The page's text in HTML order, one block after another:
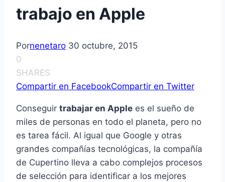
trabajo en Apple
Pornenetaro 30 octubre, 2015
0
SHARES
Compartir en FacebookCompartir en Twitter
Conseguir trabajar en Apple es el sueño de
miles de personas en todo el planeta, pero no
es tarea fácil. Al igual que Google y otras
grandes compañías tecnológicas, la compañía
de Cupertino lleva a cabo complejos procesos
de selección para identificar a los mejores